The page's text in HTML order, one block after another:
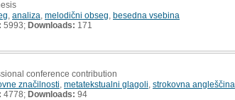
analiza melodični obseg besedna vsebina
5993; Downloads: 171
conference contribution
značilnosti metatekstualni glagoli strokovna angleščina
4778; Downloads: 94